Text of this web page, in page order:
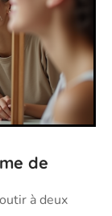
de
à deux